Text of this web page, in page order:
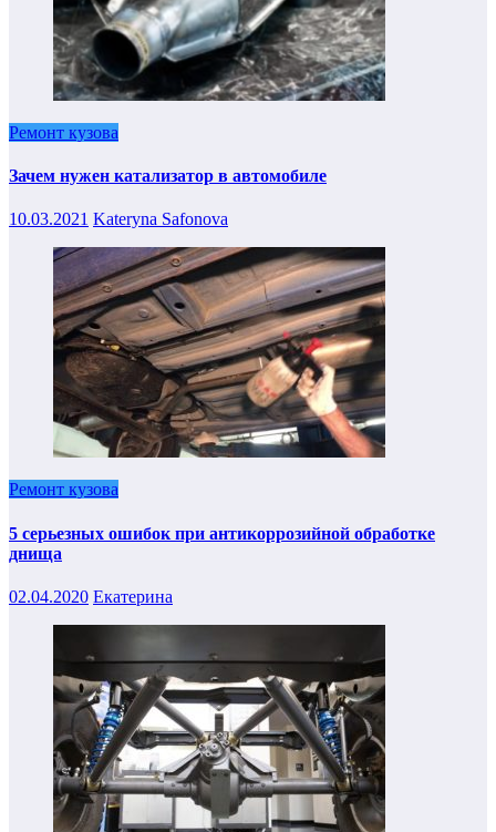
Ремонт кузова
Зачем нужен катализатор в автомобиле
10.03.2021 Kateryna Safonova
Ремонт кузова
5 серьезных ошибок при антикоррозийной обработке
днища
02.04.2020 Екатерина